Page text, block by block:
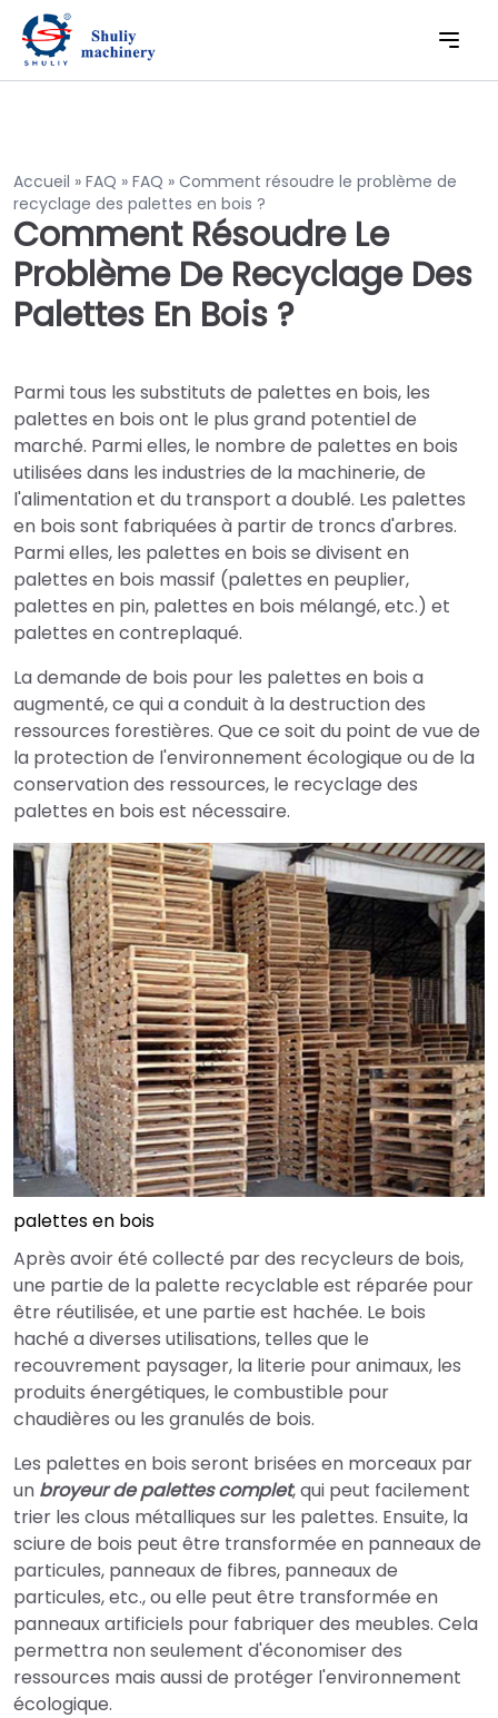
Accueil » FAQ » FAQ » Comment résoudre le problème de
recyclage des palettes en bois ?
Comment Résoudre Le
Problème De Recyclage Des
Palettes En Bois ?
Parmi tous les substituts de palettes en bois, les
palettes en bois ont le plus grand potentiel de
marché. Parmi elles, le nombre de palettes en bois
utilisées dans les industries de la machinerie, de
l'alimentation et du transport a doublé. Les palettes
en bois sont fabriquées à partir de troncs d'arbres.
Parmi elles, les palettes en bois se divisent en
palettes en bois massif (palettes en peuplier,
palettes en pin, palettes en bois mélangé, etc.) et
palettes en contreplaqué.
La demande de bois pour les palettes en bois a
augmenté, ce qui a conduit à la destruction des
ressources forestières. Que ce soit du point de vue de
la protection de l'environnement écologique ou de la
conservation des ressources, le recyclage des
palettes en bois est nécessaire.
palettes en bois
Après avoir été collecté par des recycleurs de bois,
une partie de la palette recyclable est réparée pour
être réutilisée, et une partie est hachée. Le bois
haché a diverses utilisations, telles que le
recouvrement paysager, la literie pour animaux, les
produits énergétiques, le combustible pour
chaudières ou les granulés de bois.
Les palettes en bois seront brisées en morceaux par
un broyeur de palettes complet, qui peut facilement
trier les clous métalliques sur les palettes. Ensuite, la
sciure de bois peut être transformée en panneaux de
particules, panneaux de fibres, panneaux de
particules, etc., ou elle peut être transformée en
panneaux artificiels pour fabriquer des meubles. Cela
permettra non seulement d'économiser des
ressources mais aussi de protéger l'environnement
écologique.